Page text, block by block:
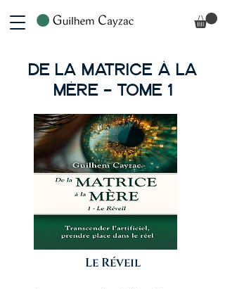
De la Matrice à la
Mère - Tome 1
Le Réveil